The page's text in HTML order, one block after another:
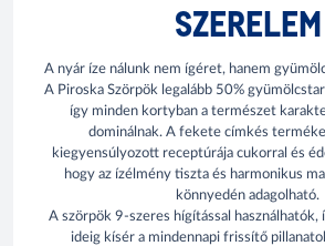
SZERELEM
A nyár íze nálunk nem ígéret, hanem
A Piroska Szörpök legalább 50%
így minden kortyban a természet
dominálnak. A fekete címkés
kiegyensúlyozott receptúrája cukorral és
hogy az ízélmény tiszta és harmonikus
könnyedén adagolható.
A szörpök 9-szeres hígítással használhatók,
ideig kísér a mindennapi frissítő